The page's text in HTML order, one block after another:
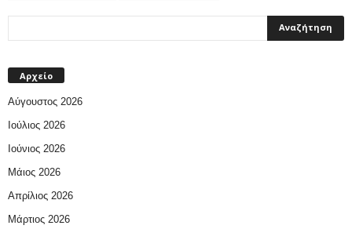
Αρχείο
Αύγουστος 2026
Ιούλιος 2026
Ιούνιος 2026
Μάιος 2026
Απρίλιος 2026
Μάρτιος 2026